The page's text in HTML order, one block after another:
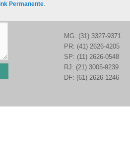
Permanente.
MG: (31) 3327-9371
PR: (41) 2626-4205
SP: (11) 2626-0548
RJ: (21) 3005-9239
DF: (61) 2626-1246